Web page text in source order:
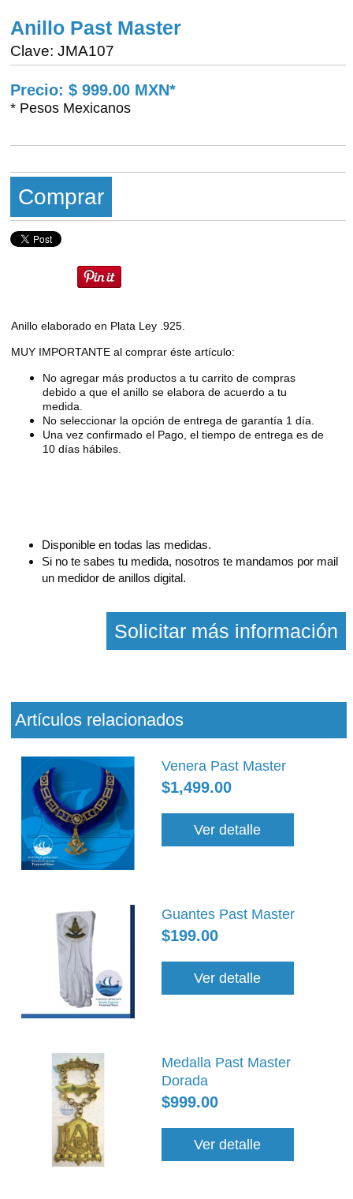
Anillo Past Master
Clave: JMA107
Precio: $ 999.00 MXN*
* Pesos Mexicanos
Comprar
Anillo elaborado en Plata Ley .925.
MUY IMPORTANTE al comprar éste artículo:
No agregar más productos a tu carrito de compras
debido a que el anillo se elabora de acuerdo a tu
medida.
No seleccionar la opción de entrega de garantía 1 día.
Una vez confirmado el Pago, el tiempo de entrega es de
10 días hábiles.
Disponible en todas las medidas.
Si no te sabes tu medida, nosotros te mandamos por mail
un medidor de anillos digital.
Solicitar más información
Artículos relacionados
Venera Past Master
$1,499.00
Ver detalle
Guantes Past Master
$199.00
Ver detalle
Medalla Past Master
Dorada
$999.00
Ver detalle